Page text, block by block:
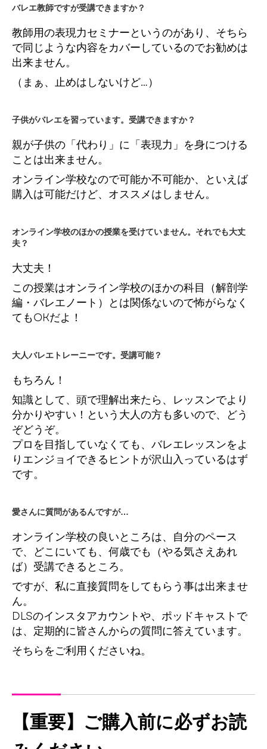
バレエ教師ですが受講できますか？
教師用の表現力セミナーというのがあり、そちら
で同じような内容をカバーしているのでお勧めは
出来ません。
（まぁ、止めはしないけど…）
子供がバレエを習っています。受講できますか？
親が子供の「代わり」に「表現力」を身につける
ことは出来ません。
オンライン学校なので可能か不可能か、といえば
購入は可能だけど、オススメはしません。
オンライン学校のほかの授業を受けていません。それでも大丈
夫？
大丈夫！
この授業はオンライン学校のほかの科目（解剖学
編・バレエノート）とは関係ないので怖がらなく
てもOKだよ！
大人バレエトレーニーです。受講可能？
もちろん！
知識として、頭で理解出来たら、レッスンでより
分かりやすい！という大人の方も多いので、どう
ぞどうぞ。
プロを目指していなくても、バレエレッスンをよ
りエンジョイできるヒントが沢山入っているはず
です。
愛さんに質問があるんですが…
オンライン学校の良いところは、自分のペース
で、どこにいても、何歳でも（やる気さえあれ
ば）受講できるところ。
ですが、私に直接質問をしてもらう事は出来ませ
ん。
DLSのインスタアカウントや、ポッドキャストで
は、定期的に皆さんからの質問に答えています。
そちらをご利用くださいね。
【重要】ご購入前に必ずお読